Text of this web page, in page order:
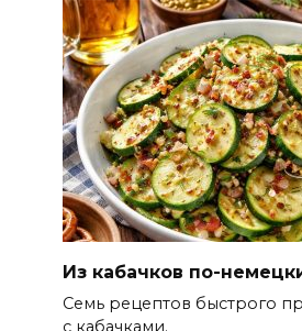
Из кабачков по-
Семь рецептов быстрого
с кабачками.